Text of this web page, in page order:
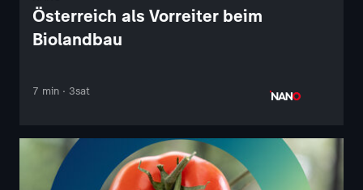
Österreich als Vorreiter beim
Biolandbau
7 min · 3sat